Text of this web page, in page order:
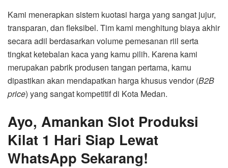
Kami menerapkan sistem kuotasi harga yang sangat jujur,
transparan, dan fleksibel. Tim kami menghitung biaya akhir
secara adil berdasarkan volume pemesanan riil serta
tingkat ketebalan kaca yang kamu pilih. Karena kami
merupakan pabrik produsen tangan pertama, kamu
dipastikan akan mendapatkan harga khusus vendor (B2B
price) yang sangat kompetitif di Kota Medan.
Ayo, Amankan Slot Produksi
Kilat 1 Hari Siap Lewat
WhatsApp Sekarang!